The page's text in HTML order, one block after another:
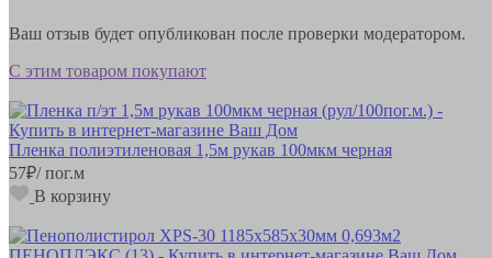
Ваш отзыв будет опубликован после проверки модератором.
С этим товаром покупают
Пленка полиэтиленовая 1,5м рукав 100мкм черная
57₽/ пог.м
В корзину